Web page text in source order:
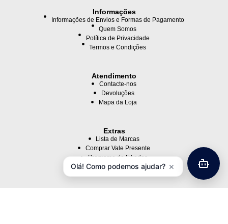
Informações
Informações de Envios e Formas de Pagamento
Quem Somos
Política de Privacidade
Termos e Condições
Atendimento
Contacte-nos
Devoluções
Mapa da Loja
Extras
Lista de Marcas
Comprar Vale Presente
Programa de Filiados
Ofertas Especiais
Olá! Como podemos ajudar? ×